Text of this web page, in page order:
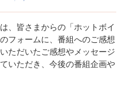
、皆さまからの「ホットボイ
フォームに、番組へのご感想
ただいたご感想やメッセージ
いただき、今後の番組企画や